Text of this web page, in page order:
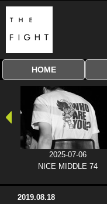
HOME
全興行を表示
ナイスミドル
アマチュアキック
協議会
全日本学生キック
建武館キッズ大会
Bigbang
おやじファイト
2025-07-06
NICE MIDDLE 74
2019.08.18